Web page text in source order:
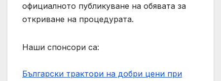
официалното публикуване на обявата за
откриване на процедурата.
Наши спонсори са:
Български трактори на добри цени при